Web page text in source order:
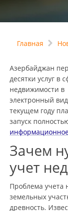
Главная
Азербайджан
десятки услуг в
недвижимости в
электронный
текущем году
запуск
информационное
Зачем
учет
Проблема учета
земельных
древность.